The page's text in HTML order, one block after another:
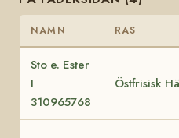
NAMN RAS
Sto e. Ester
I
310965768
Östfrisisk